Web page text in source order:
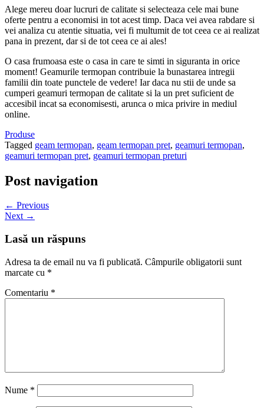
Alege mereu doar lucruri de calitate si selecteaza cele mai bune
oferte pentru a economisi in tot acest timp. Daca vei avea rabdare si
vei analiza cu atentie situatia, vei fi multumit de tot ceea ce ai realizat
pana in prezent, dar si de tot ceea ce ai ales!
O casa frumoasa este o casa in care te simti in siguranta in orice
moment! Geamurile termopan contribuie la bunastarea intregii
familii din toate punctele de vedere! Iar daca nu stii de unde sa
cumperi geamuri termopan de calitate si la un pret suficient de
accesibil incat sa economisesti, arunca o mica privire in mediul
online.
Produse
Tagged geam termopan, geam termopan pret, geamuri termopan,
geamuri termopan pret, geamuri termopan preturi
Post navigation
← Previous
Next →
Lasă un răspuns
Adresa ta de email nu va fi publicată. Câmpurile obligatorii sunt
marcate cu *
Comentariu *
Nume *